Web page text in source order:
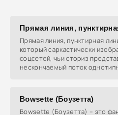
Прямая линия,
Прямая линия, пунктирная
который саркастически
соцсетей, чьи сториз
нескончаемый поток
Bowsette (Боузетта)
Bowsette (Боузетта) – это